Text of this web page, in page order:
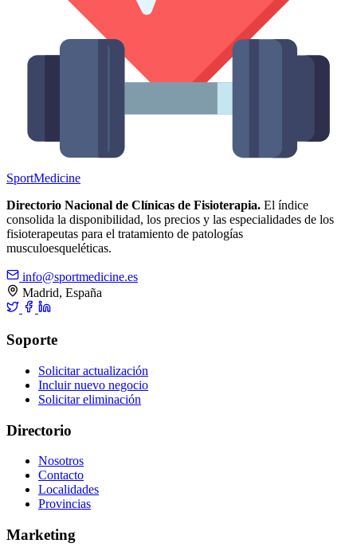
SportMedicine
Directorio Nacional de Clínicas de Fisioterapia. El índice
consolida la disponibilidad, los precios y las especialidades de los
fisioterapeutas para el tratamiento de patologías
musculoesqueléticas.
info@sportmedicine.es
Madrid, España
Soporte
Solicitar actualización
Incluir nuevo negocio
Solicitar eliminación
Directorio
Nosotros
Contacto
Localidades
Provincias
Marketing